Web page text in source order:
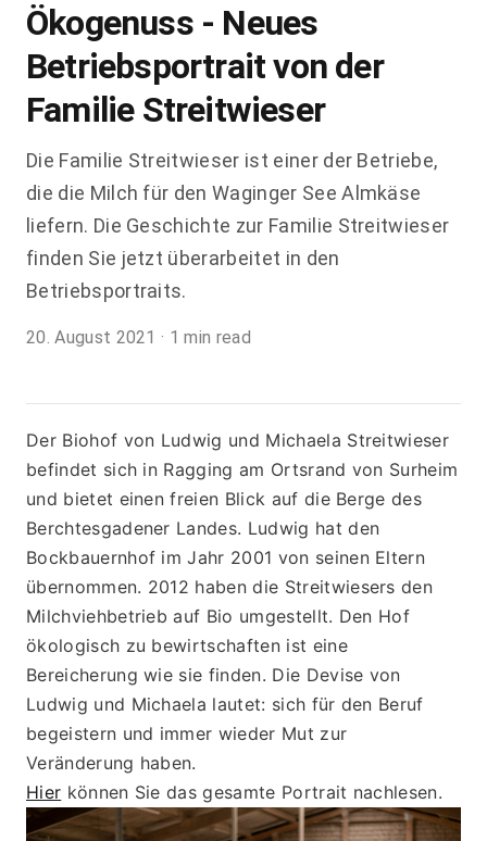
Ökogenuss - Neues
Betriebsportrait von der
Familie Streitwieser
Die Familie Streitwieser ist einer der Betriebe,
die die Milch für den Waginger See Almkäse
liefern. Die Geschichte zur Familie Streitwieser
finden Sie jetzt überarbeitet in den
Betriebsportraits.
20. August 2021 · 1 min read
Der Biohof von Ludwig und Michaela Streitwieser
befindet sich in Ragging am Ortsrand von Surheim
und bietet einen freien Blick auf die Berge des
Berchtesgadener Landes. Ludwig hat den
Bockbauernhof im Jahr 2001 von seinen Eltern
übernommen. 2012 haben die Streitwiesers den
Milchviehbetrieb auf Bio umgestellt. Den Hof
ökologisch zu bewirtschaften ist eine
Bereicherung wie sie finden. Die Devise von
Ludwig und Michaela lautet: sich für den Beruf
begeistern und immer wieder Mut zur
Veränderung haben.
Hier können Sie das gesamte Portrait nachlesen.